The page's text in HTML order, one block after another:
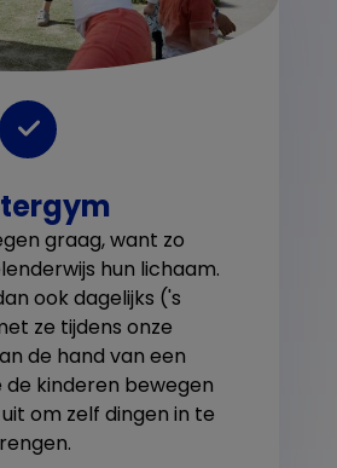
graag, want zo
hun lichaam.
ook dagelijks ('s
ze tijdens onze
de hand van een
kinderen bewegen
om zelf dingen in te